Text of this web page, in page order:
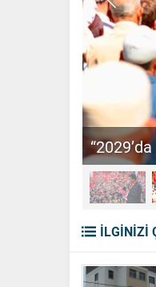
İLGİNİZİ